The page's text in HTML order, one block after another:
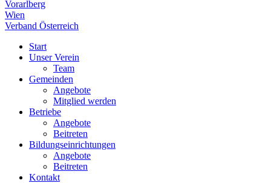
Vorarlberg
Wien
Verband Österreich
Start
Unser Verein
Team
Gemeinden
Angebote
Mitglied werden
Betriebe
Angebote
Beitreten
Bildungseinrichtungen
Angebote
Beitreten
Kontakt